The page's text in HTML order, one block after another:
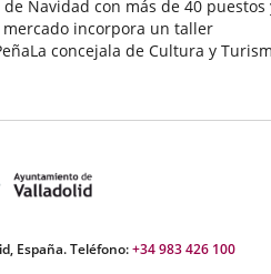
Navidad con más de 40 puestos
mercado incorpora un taller
concejala de Cultura y
España. Teléfono:+34 983 426 100